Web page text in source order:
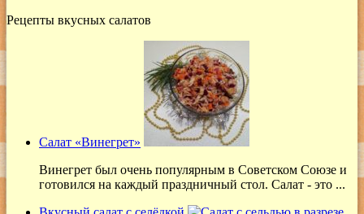
Рецепты вкусных салатов
Салат «Винегрет»
Винегрет был очень популярным в Советском Союзе и
готовился на каждый праздничный стол. Салат - это ...